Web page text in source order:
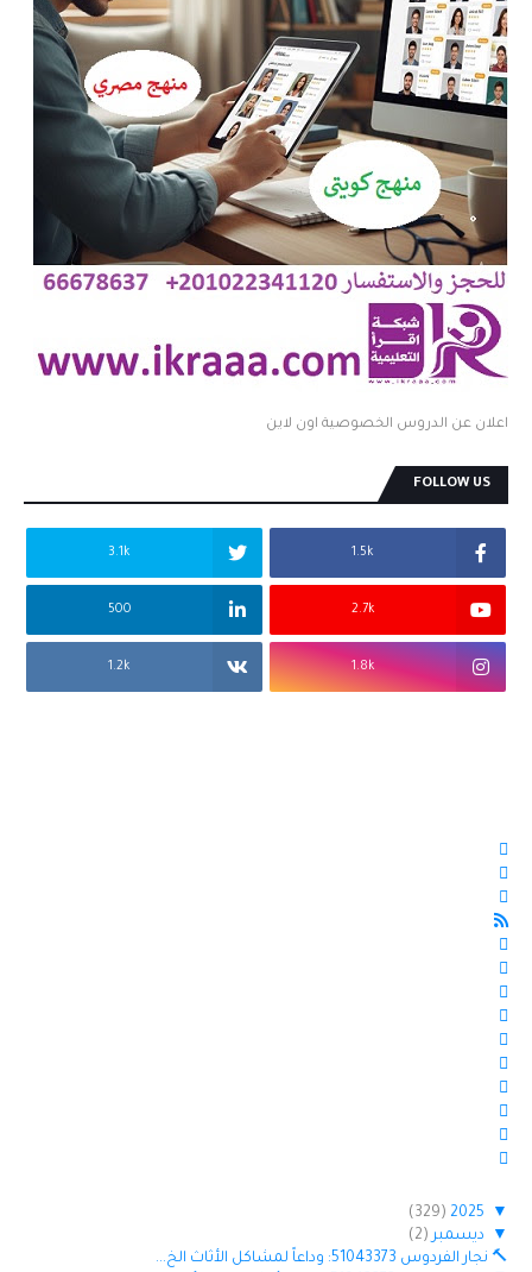
اعلان عن الدروس الخصوصية اون لاين
FOLLOW US
1.5k
3.1k
2.7k
500
1.8k
1.2k
▼
2025
(329)
▼
ديسمبر (2)
🔨 نجار الفردوس 51043373: وداعاً لمشاكل الأثاث الخ...